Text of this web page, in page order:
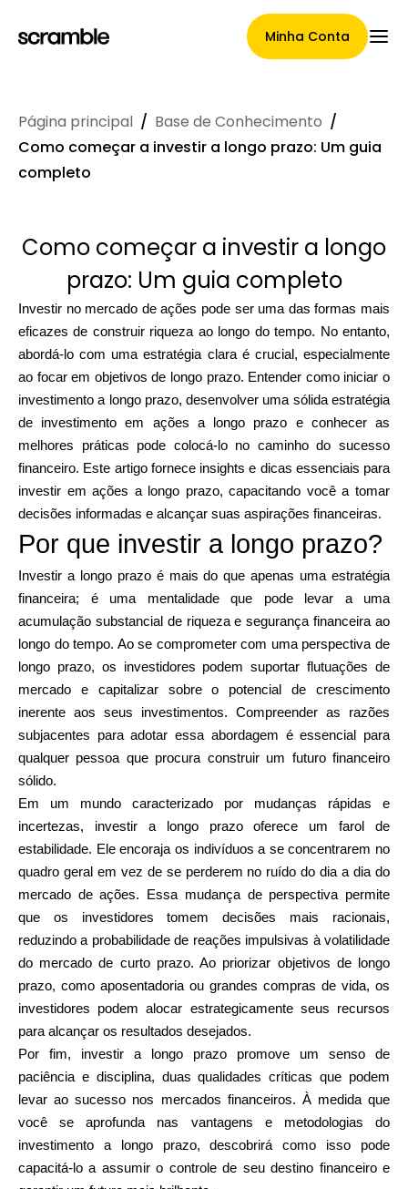
Minha Conta
Página Principal
Termos de cessão de
reclamações
Galeria de Marcas
Seleção de Marca
Calculadoras
Histórico de Rondas
Blog
Contacte-nos
Ajuda
Minha Conta
Obter Financiamento
ask@scrambleup.com
+372 712 2955
Página principal / Base de Conhecimento /
Como começar a investir a longo prazo: Um guia
completo
Como começar a investir a longo
prazo: Um guia completo
Investir no mercado de ações pode ser uma das formas mais
eficazes de construir riqueza ao longo do tempo. No entanto,
abordá-lo com uma estratégia clara é crucial, especialmente
ao focar em objetivos de longo prazo. Entender como iniciar o
investimento a longo prazo, desenvolver uma sólida estratégia
de investimento em ações a longo prazo e conhecer as
melhores práticas pode colocá-lo no caminho do sucesso
financeiro. Este artigo fornece insights e dicas essenciais para
investir em ações a longo prazo, capacitando você a tomar
decisões informadas e alcançar suas aspirações financeiras.
Por que investir a longo prazo?
Investir a longo prazo é mais do que apenas uma estratégia
financeira; é uma mentalidade que pode levar a uma
acumulação substancial de riqueza e segurança financeira ao
longo do tempo. Ao se comprometer com uma perspectiva de
longo prazo, os investidores podem suportar flutuações de
mercado e capitalizar sobre o potencial de crescimento
inerente aos seus investimentos. Compreender as razões
subjacentes para adotar essa abordagem é essencial para
qualquer pessoa que procura construir um futuro financeiro
sólido.
Em um mundo caracterizado por mudanças rápidas e
incertezas, investir a longo prazo oferece um farol de
estabilidade. Ele encoraja os indivíduos a se concentrarem no
quadro geral em vez de se perderem no ruído do dia a dia do
mercado de ações. Essa mudança de perspectiva permite
que os investidores tomem decisões mais racionais,
reduzindo a probabilidade de reações impulsivas à volatilidade
do mercado de curto prazo. Ao priorizar objetivos de longo
prazo, como aposentadoria ou grandes compras de vida, os
investidores podem alocar estrategicamente seus recursos
para alcançar os resultados desejados.
Por fim, investir a longo prazo promove um senso de
paciência e disciplina, duas qualidades críticas que podem
levar ao sucesso nos mercados financeiros. À medida que
você se aprofunda nas vantagens e metodologias do
investimento a longo prazo, descobrirá como isso pode
capacitá-lo a assumir o controle de seu destino financeiro e